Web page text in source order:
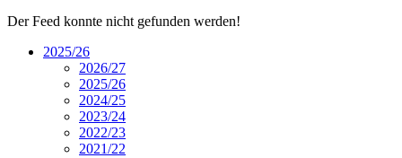
Der Feed konnte nicht gefunden werden!
2025/26
2026/27
2025/26
2024/25
2023/24
2022/23
2021/22